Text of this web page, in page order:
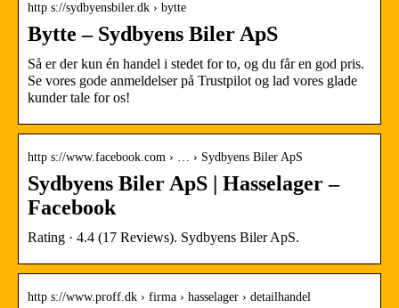
http s://sydbyensbiler.dk › bytte
Bytte – Sydbyens Biler ApS
Så er der kun én handel i stedet for to, og du får en god pris.
Se vores gode anmeldelser på Trustpilot og lad vores glade
kunder tale for os!
http s://www.facebook.com › … › Sydbyens Biler ApS
Sydbyens Biler ApS | Hasselager –
Facebook
Rating · 4.4 (17 Reviews). Sydbyens Biler ApS.
http s://www.proff.dk › firma › hasselager › detailhandel